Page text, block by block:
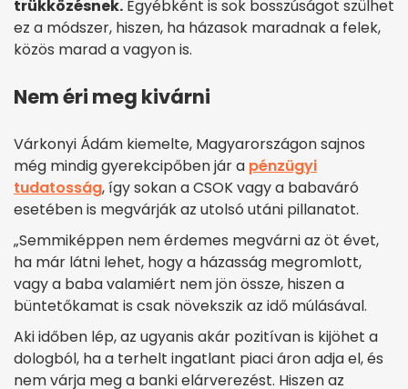
trükközésnek. Egyébként is sok bosszúságot szülhet
ez a módszer, hiszen, ha házasok maradnak a felek,
közös marad a vagyon is.
Nem éri meg kivárni
Várkonyi Ádám kiemelte, Magyarországon sajnos
még mindig gyerekcipőben jár a pénzügyi
tudatosság, így sokan a CSOK vagy a babaváró
esetében is megvárják az utolsó utáni pillanatot.
„Semmiképpen nem érdemes megvárni az öt évet,
ha már látni lehet, hogy a házasság megromlott,
vagy a baba valamiért nem jön össze, hiszen a
büntetőkamat is csak növekszik az idő múlásával.
Aki időben lép, az ugyanis akár pozitívan is kijöhet a
dologból, ha a terhelt ingatlant piaci áron adja el, és
nem várja meg a banki elárverezést. Hiszen az